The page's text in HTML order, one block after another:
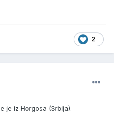
2
je iz Horgosa (Srbija).